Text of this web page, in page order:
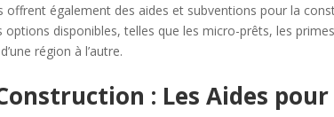
offrent également des aides et subventions pour la
options disponibles, telles que les micro-prêts, les
région à l’autre.
: Les Aides